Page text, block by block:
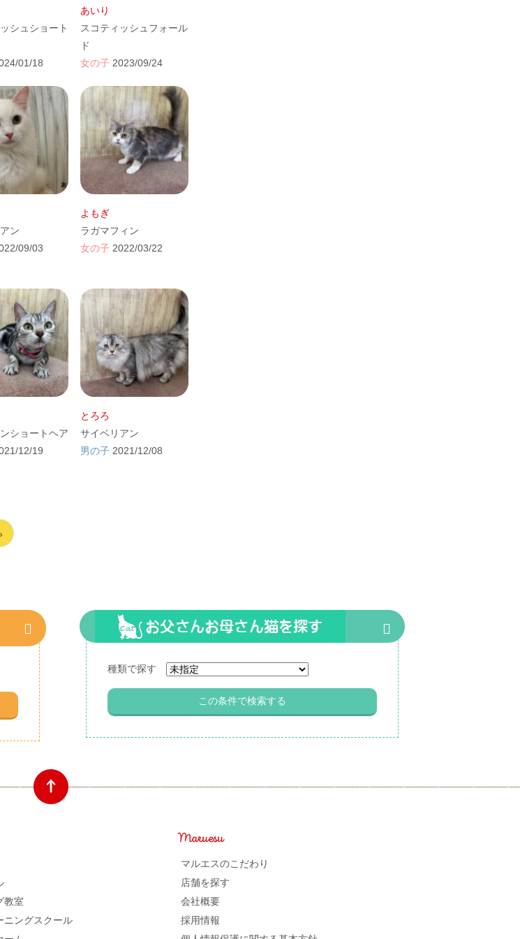
シュショート
01/18
あいり
スコティッシュフォール
ド
女の子 2023/09/24
ン
09/03
よもぎ
ラガマフィン
女の子 2022/03/22
ショートヘア
12/19
とろろ
サイベリアン
男の子 2021/12/08
種類で探す
教室
ニングスクール
マルエスのこだわり
店舗を探す
会社概要
採用情報